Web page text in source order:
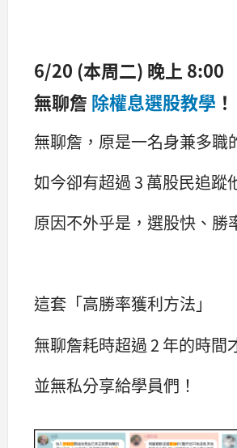
6/20 (本周二) 晚上 8:00
無聊詹 除權息選股教學 ！
無聊詹，原是一名身兼多職
如今卻有超過 3 萬股民追蹤
原因不外乎是，選股快、勝
這套「高勝率獲利方法」
無聊詹耗時超過 2 年的時間
並無私分享給學員們！